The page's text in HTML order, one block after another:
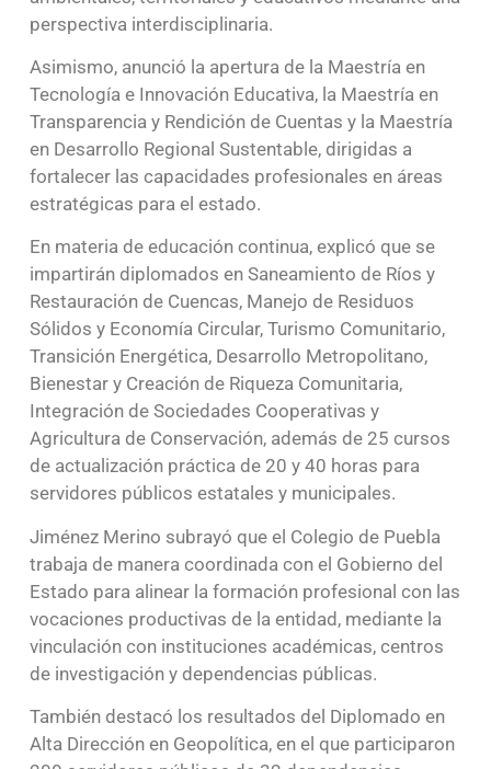
perspectiva interdisciplinaria.
Asimismo, anunció la apertura de la Maestría en
Tecnología e Innovación Educativa, la Maestría en
Transparencia y Rendición de Cuentas y la Maestría
en Desarrollo Regional Sustentable, dirigidas a
fortalecer las capacidades profesionales en áreas
estratégicas para el estado.
En materia de educación continua, explicó que se
impartirán diplomados en Saneamiento de Ríos y
Restauración de Cuencas, Manejo de Residuos
Sólidos y Economía Circular, Turismo Comunitario,
Transición Energética, Desarrollo Metropolitano,
Bienestar y Creación de Riqueza Comunitaria,
Integración de Sociedades Cooperativas y
Agricultura de Conservación, además de 25 cursos
de actualización práctica de 20 y 40 horas para
servidores públicos estatales y municipales.
Jiménez Merino subrayó que el Colegio de Puebla
trabaja de manera coordinada con el Gobierno del
Estado para alinear la formación profesional con las
vocaciones productivas de la entidad, mediante la
vinculación con instituciones académicas, centros
de investigación y dependencias públicas.
También destacó los resultados del Diplomado en
Alta Dirección en Geopolítica, en el que participaron